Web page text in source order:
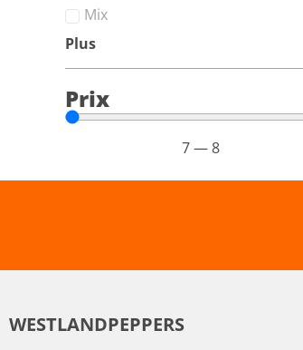
Mix
Plus
Prix
7—8
WESTLANDPEPPERS